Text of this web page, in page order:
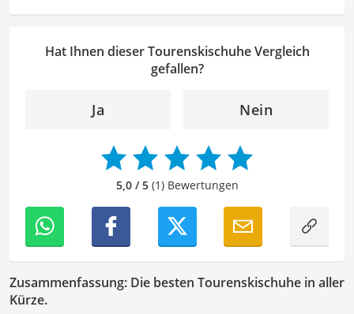
Autoren dabei zu helfen, ihre Botschaften klar und
effektiv zu kommunizieren. Durch meine Leidenschaft für
Interessen, bringe ich frische Perspektiven sowie neue
dass die Texte sowohl qualitativ hochwertig als auch
ansprechend sind.
Hat Ihnen dieser Tourenskischuhe Vergleich
gefallen?
Ja Nein
5,0 / 5(1) Bewertungen
Zusammenfassung: Die besten Tourenskischuhe in aller
Kürze.